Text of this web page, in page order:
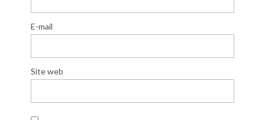
E-mail
Site web